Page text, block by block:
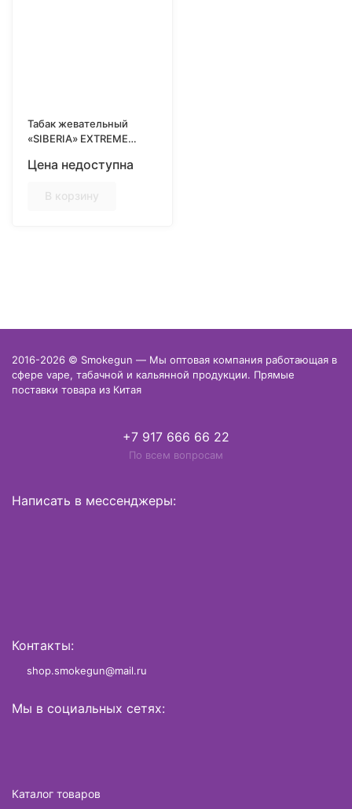
Табак жевательный
«SIBERIA» EXTREME
COLD DRY, 13гр
Цена недоступна
В корзину
2016-2026 © Smokegun — Мы оптовая компания работающая в
сфере vape, табачной и кальянной продукции. Прямые
поставки товара из Китая
+7 917 666 66 22
По всем вопросам
Написать в мессенджеры:
Контакты:
shop.smokegun@mail.ru
Мы в социальных сетях:
Каталог товаров